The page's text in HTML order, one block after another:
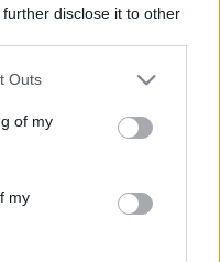
disclose it to other
one or more Google
You may click to
its third-party tags to
in below Google
Outs
of my
my
Mariah GaleJúlia
meg, a társulat többi
lépett színpadra. Ez
meg Veronába,
követi az
fotókat készít
környezetbe,